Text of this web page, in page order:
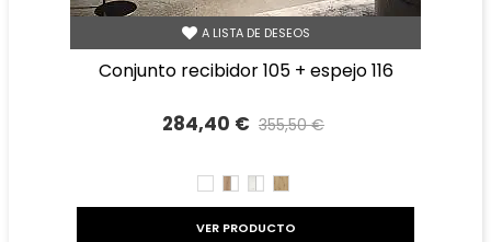
A LISTA DE DESEOS
conjunto recibidor 105 + espejo 116
284,40 € 355,50 €
BLANCO
ROBLE
TIBETROBLE
VER PRODUCTO